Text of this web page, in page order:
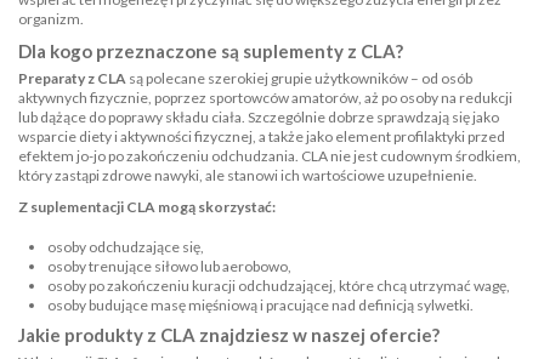
organizm.
Dla kogo przeznaczone są suplementy z CLA?
Preparaty z CLA są polecane szerokiej grupie użytkowników – od osób
aktywnych fizycznie, poprzez sportowców amatorów, aż po osoby na redukcji
lub dążące do poprawy składu ciała. Szczególnie dobrze sprawdzają się jako
wsparcie diety i aktywności fizycznej, a także jako element profilaktyki przed
efektem jo-jo po zakończeniu odchudzania. CLA nie jest cudownym środkiem,
który zastąpi zdrowe nawyki, ale stanowi ich wartościowe uzupełnienie.
Z suplementacji CLA mogą skorzystać:
osoby odchudzające się,
osoby trenujące siłowo lub aerobowo,
osoby po zakończeniu kuracji odchudzającej, które chcą utrzymać wagę,
osoby budujące masę mięśniową i pracujące nad definicją sylwetki.
Jakie produkty z CLA znajdziesz w naszej ofercie?